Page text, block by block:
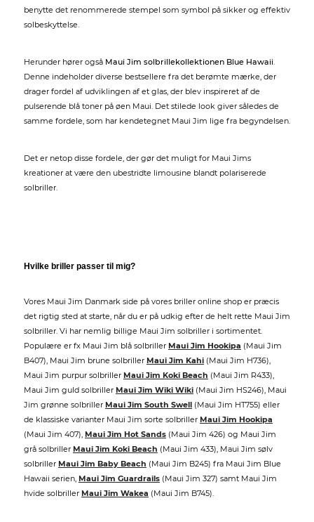
benytte det renommerede stempel som symbol på sikker og effektiv
solbeskyttelse.
Herunder hører også Maui Jim solbrillekollektionen Blue Hawaii.
Denne indeholder diverse bestsellere fra det berømte mærke, der
drager fordel af udviklingen af et glas, der blev inspireret af de
pulserende blå toner på øen Maui. Det stilede look giver således de
samme fordele, som har kendetegnet Maui Jim lige fra begyndelsen.
Det er netop disse fordele, der gør det muligt for Maui Jims
kreationer at være den ubestridte limousine blandt polariserede
solbriller.
Hvilke briller passer til mig?
Vores Maui Jim Danmark side på vores briller online shop er præcis
det rigtig sted at starte, når du er på udkig efter de helt rette Maui Jim
solbriller. Vi har nemlig billige Maui Jim solbriller i sortimentet.
Populære er fx Maui Jim blå solbriller Maui Jim Hookipa (Maui Jim
B407), Maui Jim brune solbriller Maui Jim Kahi (Maui Jim H736),
Maui Jim purpur solbriller Maui Jim Koki Beach (Maui Jim R433),
Maui Jim guld solbriller Maui Jim Wiki Wiki (Maui Jim HS246), Maui
Jim grønne solbriller Maui Jim South Swell (Maui Jim HT755) eller
de klassiske varianter Maui Jim sorte solbriller Maui Jim Hookipa
(Maui Jim 407), Maui Jim Hot Sands (Maui Jim 426) og Maui Jim
grå solbriller Maui Jim Koki Beach (Maui Jim 433), Maui Jim sølv
solbriller Maui Jim Baby Beach (Maui Jim B245) fra Maui Jim Blue
Hawaii serien, Maui Jim Guardrails (Maui Jim 327) samt Maui Jim
hvide solbriller Maui Jim Wakea (Maui Jim B745).